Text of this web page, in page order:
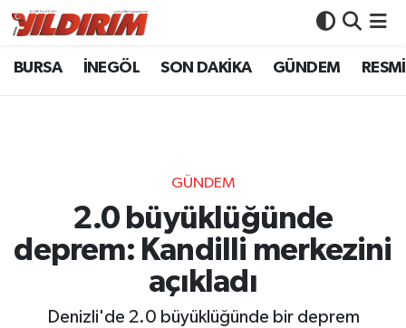
BURSA İNEGÖL SON DAKİKA GÜNDEM
GÜNDEM
2.0 büyüklüğünde
deprem: Kandilli merkezini
açıkladı
Denizli'de 2.0 büyüklüğünde bir deprem
BURSA
GÜNDEM
RESMİ İLANLAR
Bursa Nöbetçi Eczaneler
Bursa Trafik Yoğunluk Haritası
Süper Lig Puan Durumu ve Fikstür